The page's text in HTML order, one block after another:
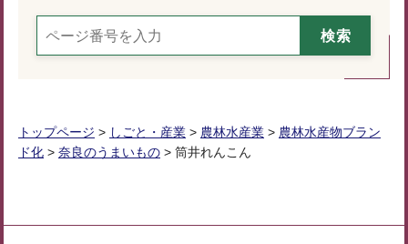
トップページ > しごと・産業 > 農林水産業 > 農林水産物ブラン
ド化 > 奈良のうまいもの > 筒井れんこん